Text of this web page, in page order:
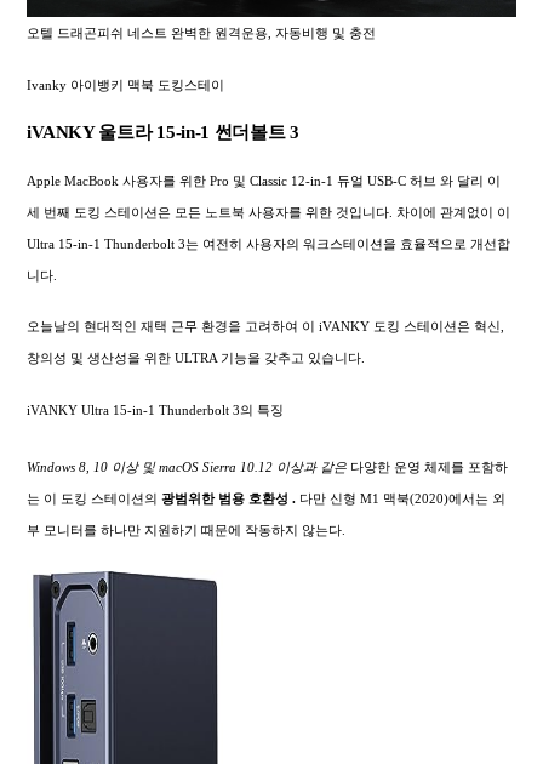
오텔 드래곤피쉬 네스트 완벽한 원격운용, 자동비행 및 충전
Ivanky 아이뱅키 맥북 도킹스테이
iVANKY 울트라 15-in-1 썬더볼트 3
Apple MacBook 사용자를 위한 Pro 및 Classic 12-in-1 듀얼 USB-C 허브 와 달리 이
세 번째 도킹 스테이션은 모든 노트북 사용자를 위한 것입니다. 차이에 관계없이 이
Ultra 15-in-1 Thunderbolt 3는 여전히 사용자의 워크스테이션을 효율적으로 개선합
니다.
오늘날의 현대적인 재택 근무 환경을 고려하여 이 iVANKY 도킹 스테이션은 혁신,
창의성 및 생산성을 위한 ULTRA 기능을 갖추고 있습니다.
iVANKY Ultra 15-in-1 Thunderbolt 3의 특징
Windows 8, 10 이상 및 macOS Sierra 10.12 이상과 같은 다양한 운영 체제를 포함하
는 이 도킹 스테이션의광범위한 범용 호환성 . 다만 신형 M1 맥북(2020)에서는 외
부 모니터를 하나만 지원하기 때문에 작동하지 않는다.